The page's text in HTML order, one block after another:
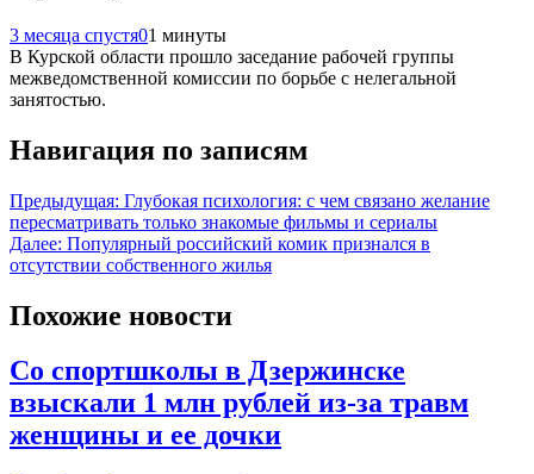
3 месяца спустя01 минуты
В Курской области прошло заседание рабочей группы
межведомственной комиссии по борьбе с нелегальной
занятостью.
Навигация по записям
Предыдущая: Глубокая психология: с чем связано желание
пересматривать только знакомые фильмы и сериалы
Далее: Популярный российский комик признался в
отсутствии собственного жилья
Похожие новости
Со спортшколы в Дзержинске
взыскали 1 млн рублей из-за травм
женщины и ее дочки